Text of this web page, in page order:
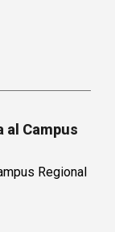
al Campus